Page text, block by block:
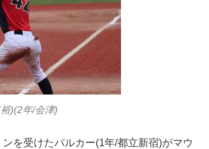
)(2年/会津)
を受けたバルカー(1年/都立新宿)がマウ